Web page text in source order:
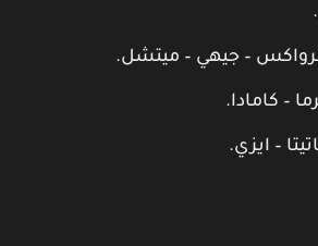
– جيهي – ميتشل.
– كامادا.
– ايزي.